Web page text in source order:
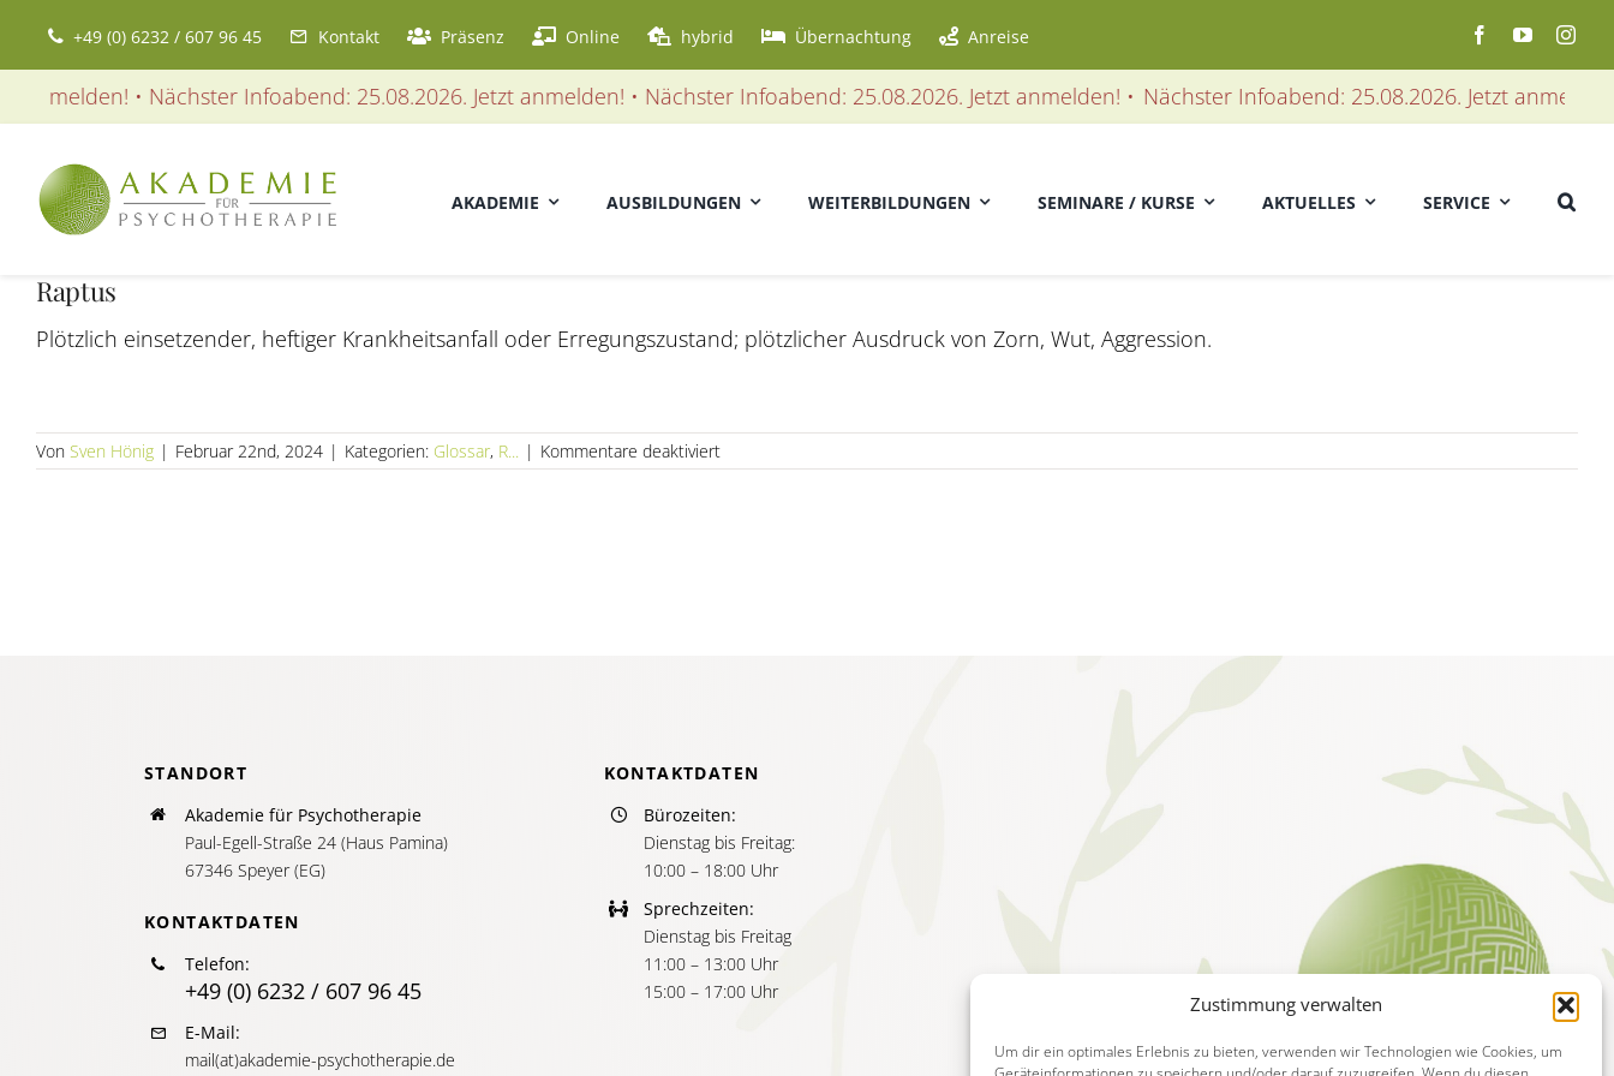
Zustimmung verwalten
Um dir ein optimales Erlebnis zu bieten, verwenden wir Technologien wie Cookies, um
Inhalt
springen
+49 (0) 6232 / 607 96 45 Kontakt Präsenz Online hybrid Übernachtung Anreise
• Nächster Infoabend: 25.08.2026. Jetzt anmelden! • Nächster Infoabend: 25.08.2026. Jetzt anmelden! • Nächster Infoabend: 25.08.2026. Jetzt anmelden!
AKADEMIE AUSBILDUNGEN WEITERBILDUNGEN SEMINARE / KURSE AKTUELLES SERVICE
Raptus
Plötzlich einsetzender, heftiger Krankheitsanfall oder Erregungszustand; plötzlicher Ausdruck von Zorn, Wut, Aggression.
Von Sven Hönig | Februar 22nd, 2024 | Kategorien: Glossar, R... | Kommentare deaktiviertfür
Raptus
STANDORT
Akademie für Psychotherapie
Paul-Egell-Straße 24 (Haus Pamina)
67346 Speyer (EG)
KONTAKTDATEN
Telefon:
+49 (0) 6232 / 607 96 45
E-Mail:
mail(at)akademie-psychotherapie.de
KONTAKTDATEN
Bürozeiten:
Dienstag bis Freitag:
10:00 – 18:00 Uhr
Sprechzeiten:
Dienstag bis Freitag
11:00 – 13:00 Uhr
15:00 – 17:00 Uhr